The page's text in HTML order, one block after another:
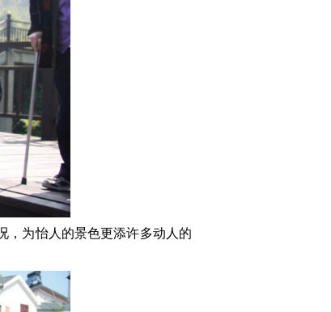
，为怡人的景色更添许多动人的